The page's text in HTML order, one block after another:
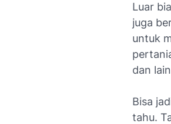
Luar
juga
untuk
dan
Bisa
tahu.